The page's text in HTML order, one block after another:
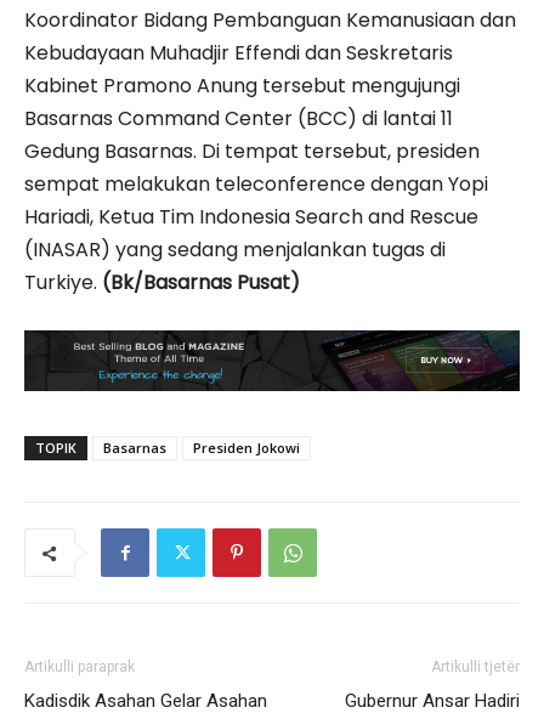
Koordinator Bidang Pembanguan Kemanusiaan dan
Kebudayaan Muhadjir Effendi dan Seskretaris
Kabinet Pramono Anung tersebut mengujungi
Basarnas Command Center (BCC) di lantai 11
Gedung Basarnas. Di tempat tersebut, presiden
sempat melakukan teleconference dengan Yopi
Hariadi, Ketua Tim Indonesia Search and Rescue
(INASAR) yang sedang menjalankan tugas di
Turkiye. (Bk/Basarnas Pusat)
TOPIK Basarnas Presiden Jokowi
Artikulli paraprak
Kadisdik Asahan Gelar Asahan
Artikulli tjetër
Gubernur Ansar Hadiri